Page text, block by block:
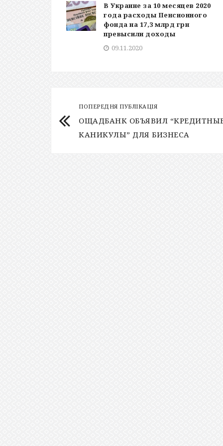
В Украине за 10 месяцев 2020
года расходы Пенсионного
фонда на 17,3 млрд грн
превысили доходы
09.11.2020
ПОПЕРЕДНЯ ПУБЛІКАЦІЯ
ОЩАДБАНК ОБЪЯВИЛ
КАНИКУЛЫ” ДЛЯ БИЗНЕСА